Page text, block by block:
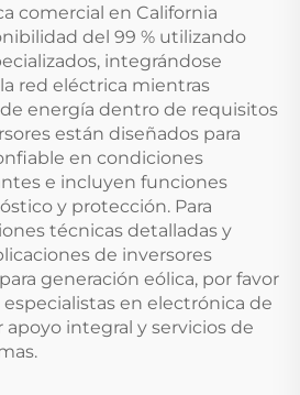
comercial en California
del 99 % utilizando
integrándose
red eléctrica mientras
energía dentro de requisitos
están diseñados para
en condiciones
e incluyen funciones
y protección. Para
técnicas detalladas y
de inversores
generación eólica, por favor
en electrónica de
integral y servicios de